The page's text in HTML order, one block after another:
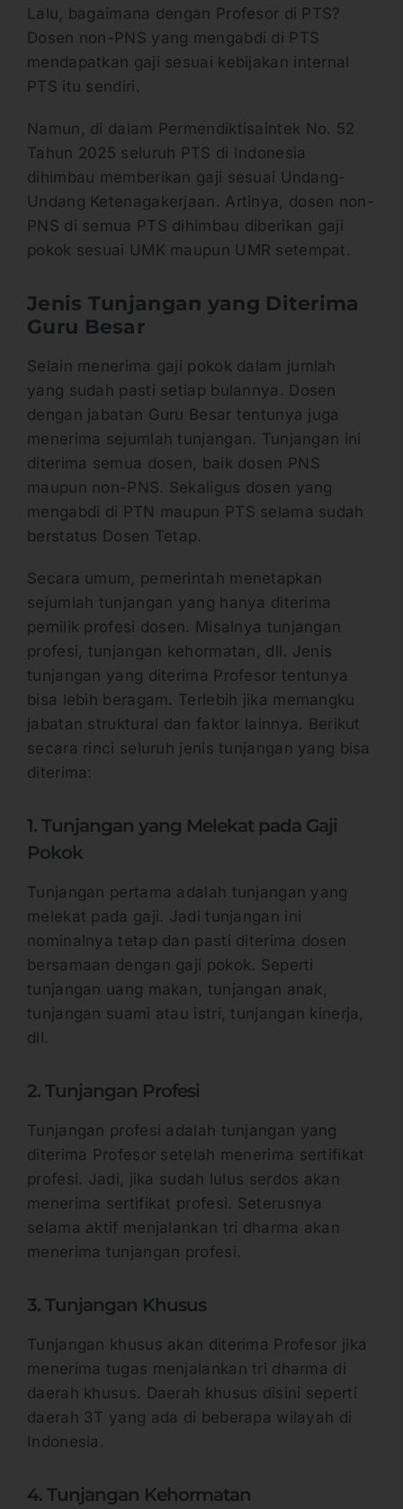
Lalu, bagaimana dengan Profesor di PTS?
Dosen non-PNS yang mengabdi di PTS
mendapatkan gaji sesuai kebijakan internal
PTS itu sendiri.
Namun, di dalam Permendiktisaintek No. 52
Tahun 2025 seluruh PTS di Indonesia
dihimbau memberikan gaji sesuai Undang-
Undang Ketenagakerjaan. Artinya, dosen non-
PNS di semua PTS dihimbau diberikan gaji
pokok sesuai UMK maupun UMR setempat.
Jenis Tunjangan yang Diterima
Guru Besar
Selain menerima gaji pokok dalam jumlah
yang sudah pasti setiap bulannya. Dosen
dengan jabatan Guru Besar tentunya juga
menerima sejumlah tunjangan. Tunjangan ini
diterima semua dosen, baik dosen PNS
maupun non-PNS. Sekaligus dosen yang
mengabdi di PTN maupun PTS selama sudah
berstatus Dosen Tetap.
Secara umum, pemerintah menetapkan
sejumlah tunjangan yang hanya diterima
pemilik profesi dosen. Misalnya tunjangan
profesi, tunjangan kehormatan, dll. Jenis
tunjangan yang diterima Profesor tentunya
bisa lebih beragam. Terlebih jika memangku
jabatan struktural dan faktor lainnya. Berikut
secara rinci seluruh jenis tunjangan yang bisa
diterima:
1. Tunjangan yang Melekat pada Gaji
Pokok
Tunjangan pertama adalah tunjangan yang
melekat pada gaji. Jadi tunjangan ini
nominalnya tetap dan pasti diterima dosen
bersamaan dengan gaji pokok. Seperti
tunjangan uang makan, tunjangan anak,
tunjangan suami atau istri, tunjangan kinerja,
dll.
2. Tunjangan Profesi
Tunjangan profesi adalah tunjangan yang
diterima Profesor setelah menerima sertifikat
profesi. Jadi, jika sudah lulus serdos akan
menerima sertifikat profesi. Seterusnya
selama aktif menjalankan tri dharma akan
menerima tunjangan profesi.
3. Tunjangan Khusus
Tunjangan khusus akan diterima Profesor jika
menerima tugas menjalankan tri dharma di
daerah khusus. Daerah khusus disini seperti
daerah 3T yang ada di beberapa wilayah di
Indonesia.
4. Tunjangan Kehormatan